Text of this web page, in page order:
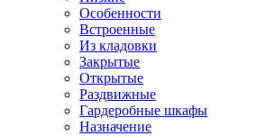
Особенности
Встроенные
Из кладовки
Закрытые
Открытые
Раздвижные
Гардеробные шкафы
Назначение